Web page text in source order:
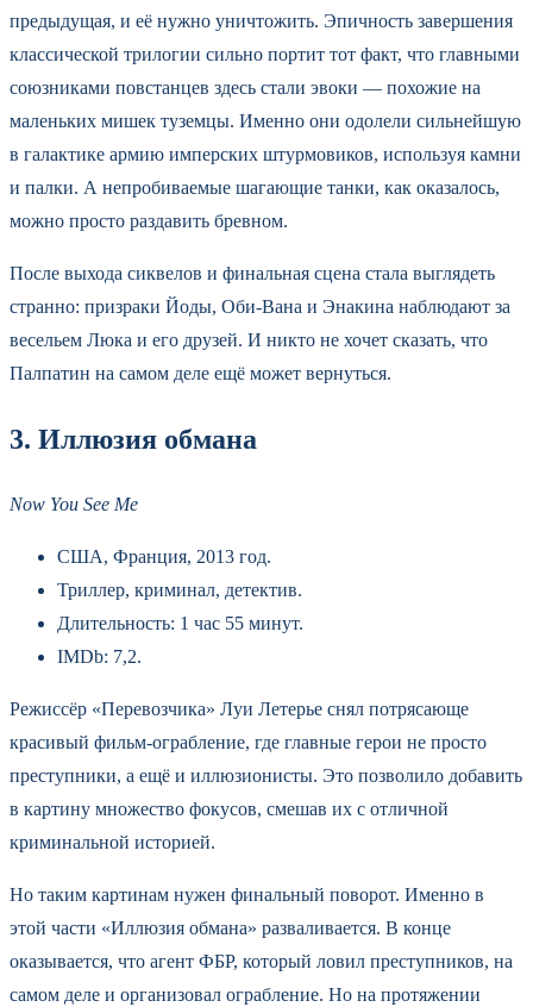
предыдущая, и её нужно уничтожить. Эпичность завершения
классической трилогии сильно портит тот факт, что главными
союзниками повстанцев здесь стали эвоки — похожие на
маленьких мишек туземцы. Именно они одолели сильнейшую
в галактике армию имперских штурмовиков, используя камни
и палки. А непробиваемые шагающие танки, как оказалось,
можно просто раздавить бревном.
После выхода сиквелов и финальная сцена стала выглядеть
странно: призраки Йоды, Оби-Вана и Энакина наблюдают за
весельем Люка и его друзей. И никто не хочет сказать, что
Палпатин на самом деле ещё может вернуться.
3. Иллюзия обмана
Now You See Me
США, Франция, 2013 год.
Триллер, криминал, детектив.
Длительность: 1 час 55 минут.
IMDb: 7,2.
Режиссёр «Перевозчика» Луи Летерье снял потрясающе
красивый фильм-ограбление, где главные герои не просто
преступники, а ещё и иллюзионисты. Это позволило добавить
в картину множество фокусов, смешав их с отличной
криминальной историей.
Но таким картинам нужен финальный поворот. Именно в
этой части «Иллюзия обмана» разваливается. В конце
оказывается, что агент ФБР, который ловил преступников, на
самом деле и организовал ограбление. Но на протяжении